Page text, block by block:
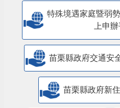
特殊境遇家庭暨弱
上申辦
苗栗縣政府交通安
苗栗縣政府新